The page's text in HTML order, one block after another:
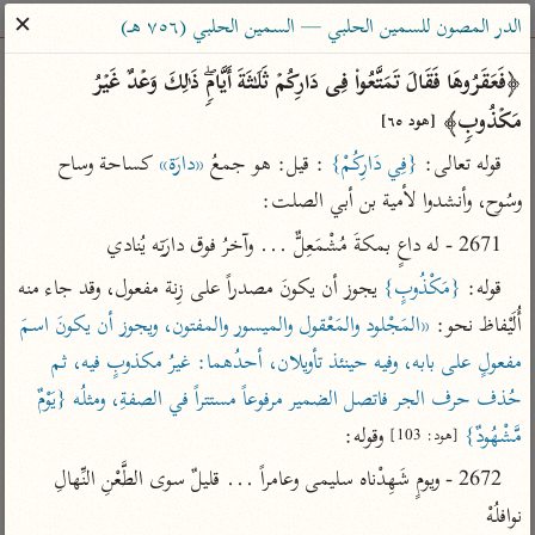
ساهم معنا في نشر القرآن والعلم الشرعي
الباحث القرآني
بحث تفسير
Type 2 or more characters for results.
Type 1 or more
characters for results.
أمّهات
تفسير الطبري
تفسير ابن كثير
تفسير القرطبي
تفسير البغوي
عامّة
فتح البيان للقنوجي
فتح القدير للشوكاني
تفسير ابن جزي
معاصرة
الميسر
المختصر في
التفسير
أيسر التفاسير
الدر المصون للسمين الحلبي — السمين الحلبي (٧٥٦ هـ)
✕
﴿فَعَقَرُوهَا فَقَالَ تَمَتَّعُوا۟ فِی دَارِكُمۡ ثَلَـٰثَةَ أَیَّامࣲۖ ذَ ٰ⁠لِكَ وَعۡدٌ غَیۡرُ
مَكۡذُوبࣲ﴾ [هود ٦٥]
قوله تعالى: {فِي دَارِكُمْ} : قيل: هو جمعُ «دارَة»
وسُوح، وأنشدوا لأمية بن أبي الصلت:
2671 - له داعٍ بمكةَ مُشْمَعِلٌّ ... وآخرُ فوق دارَتِه يُنادي
قوله: {مَكْذُوبٍ}
أُلَيْفاظ نحو:
مَّشْهُودٌ} [هود: 103]
وقوله:
نوافلُهْ